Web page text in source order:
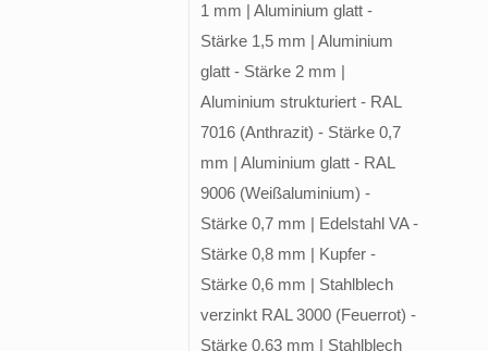
1 mm | Aluminium glatt -
Stärke 1,5 mm | Aluminium
glatt - Stärke 2 mm |
Aluminium strukturiert - RAL
7016 (Anthrazit) - Stärke 0,7
mm | Aluminium glatt - RAL
9006 (Weißaluminium) -
Stärke 0,7 mm | Edelstahl VA -
Stärke 0,8 mm | Kupfer -
Stärke 0,6 mm | Stahlblech
verzinkt RAL 3000 (Feuerrot) -
Stärke 0,63 mm | Stahlblech